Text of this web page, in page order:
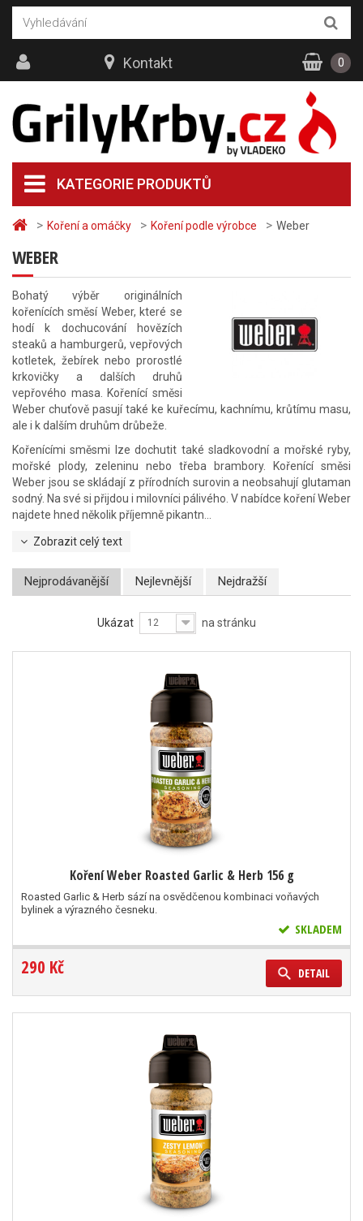
> Koření a omáčky > Koření podle výrobce > Weber
WEBER
Bohatý výběr originálních
kořenících směsí Weber, které se
hodí k dochucování hovězích
steaků a hamburgerů, vepřových
kotletek, žebírek nebo prorostlé
krkovičky a dalších druhů
vepřového masa. Kořenící směsi
Weber chuťově pasují také ke kuřecímu, kachnímu, krůtímu masu,
ale i k dalším druhům drůbeže.
Kořenícími směsmi lze dochutit také sladkovodní a mořské ryby,
mořské plody, zeleninu nebo třeba brambory. Kořenící směsi
Weber jsou se skládají z přírodních surovin a neobsahují glutaman
sodný. Na své si přijdou i milovníci pálivého. V nabídce koření Weber
najdete hned několik příjemně pikantn...
Zobrazit celý text
Nejprodávanější Nejlevnější Nejdražší
Ukázat 12 na stránku
Koření Weber Roasted Garlic & Herb 156 g
Roasted Garlic & Herb sází na osvědčenou kombinaci voňavých
bylinek a výrazného česneku.
SKLADEM
290 Kč DETAIL
KATEGORIE PRODUKTŮ
Kontakt 0